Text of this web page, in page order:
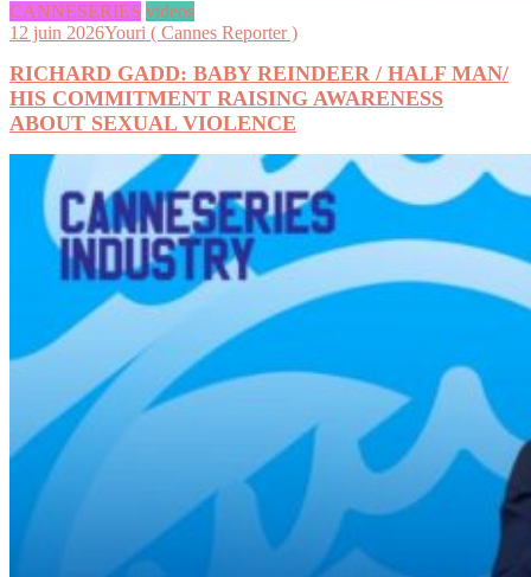
CANNESERIES videos
12 juin 2026Youri ( Cannes Reporter )
RICHARD GADD: BABY REINDEER / HALF MAN/
HIS COMMITMENT RAISING AWARENESS
ABOUT SEXUAL VIOLENCE